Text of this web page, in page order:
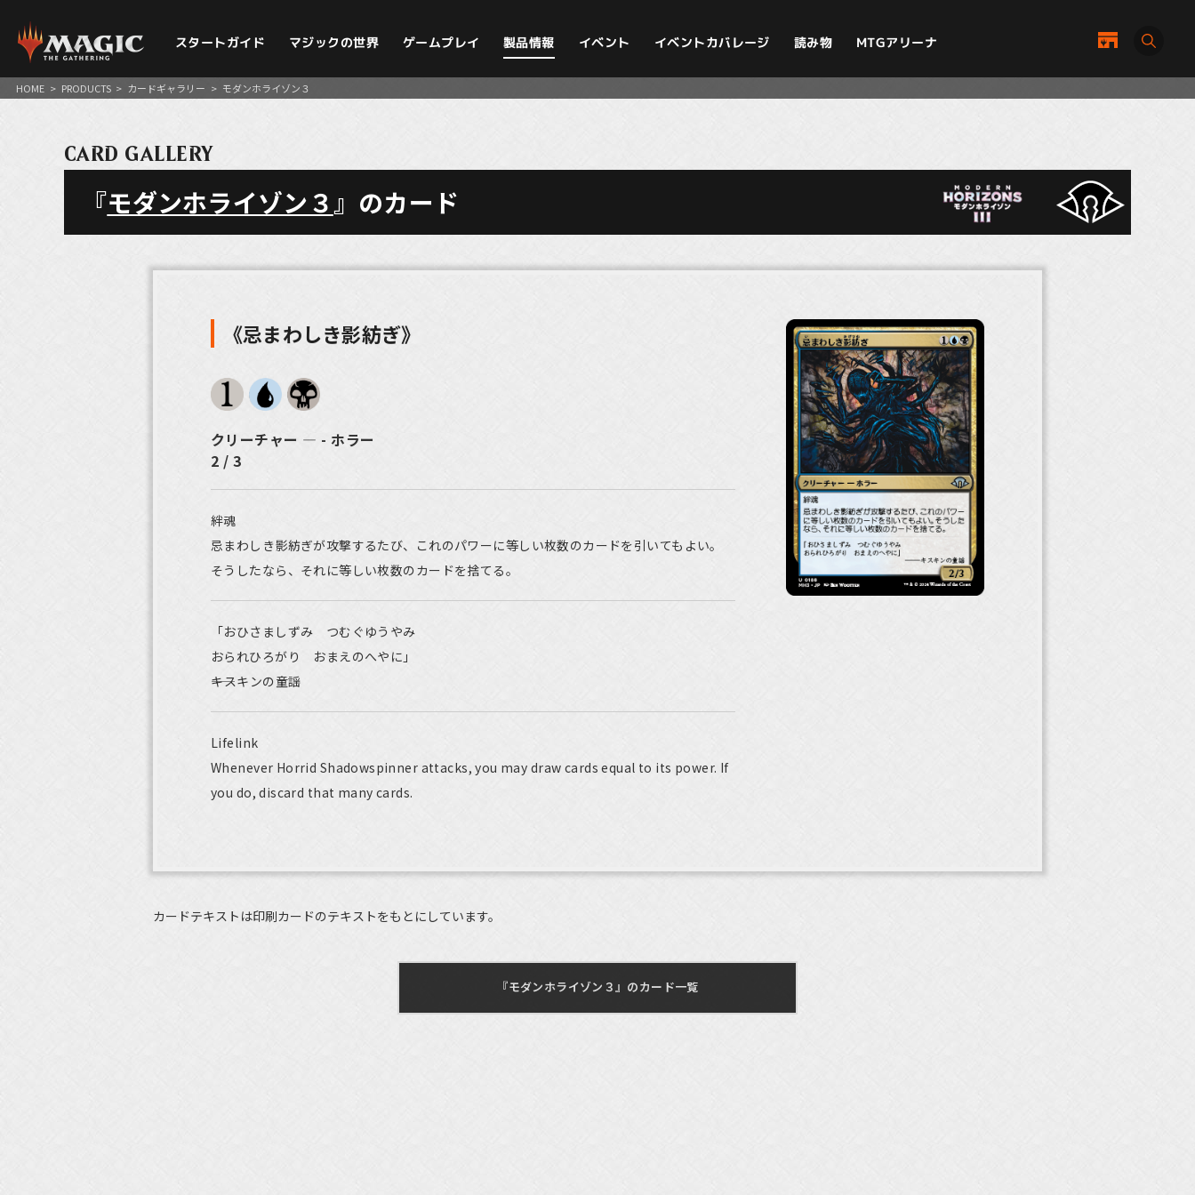
スタートガイド マジックの世界 ゲームプレイ 製品情報 イベント イベントカバレージ 読み物 MTGアリーナ
HOME > PRODUCTS > カードギャラリー > モダンホライゾン３
CARD GALLERY
『モダンホライゾン３』のカード
《忌まわしき影紡ぎ》
クリーチャー ― - ホラー
2 / 3
絆魂
忌まわしき影紡ぎが攻撃するたび、これのパワーに等しい枚数のカードを引いてもよい。
そうしたなら、それに等しい枚数のカードを捨てる。
「おひさましずみ つむぐゆうやみ
おられひろがり おまえのへやに」
――キスキンの童謡
Lifelink
Whenever Horrid Shadowspinner attacks, you may draw cards equal to its power. If
you do, discard that many cards.
カードテキストは印刷カードのテキストをもとにしています。
『モダンホライゾン３』のカード一覧